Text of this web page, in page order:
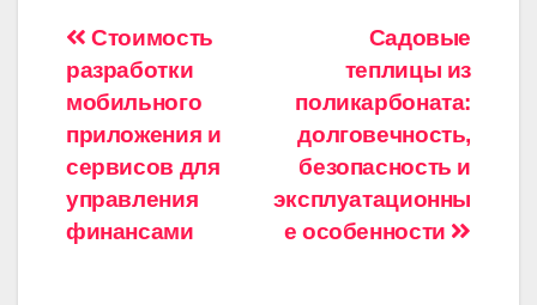
Навигация
по
записям
Садовые
теплицы из
поликарбоната:
долговечность,
безопасность и
эксплуатационны
е особенности
Стоимость
разработки
мобильного
приложения и
сервисов для
управления
финансами